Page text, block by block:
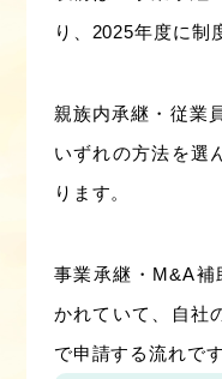
り、2025年度に制
親族内承継・従業
いずれの方法を選
ります。
事業承継・M&A補
かれていて、自社
で申請する流れです